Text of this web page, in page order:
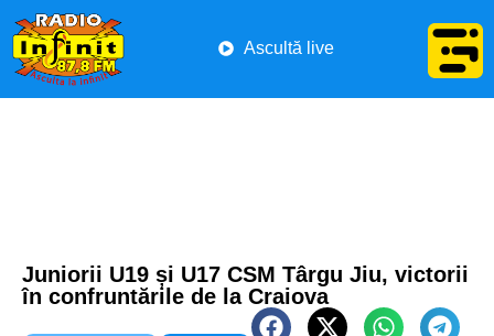
Ascultă live
Juniorii U19 și U17 CSM Târgu Jiu, victorii
în confruntările de la Craiova